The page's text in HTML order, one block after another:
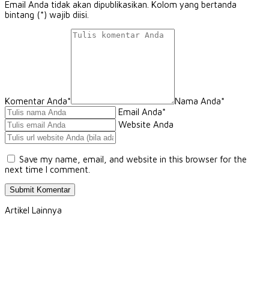
Email Anda tidak akan dipublikasikan. Kolom yang bertanda
bintang (*) wajib diisi.
Komentar Anda* Nama Anda*
Email Anda*
Website Anda
Save my name, email, and website in this browser for the
next time I comment.
Artikel Lainnya